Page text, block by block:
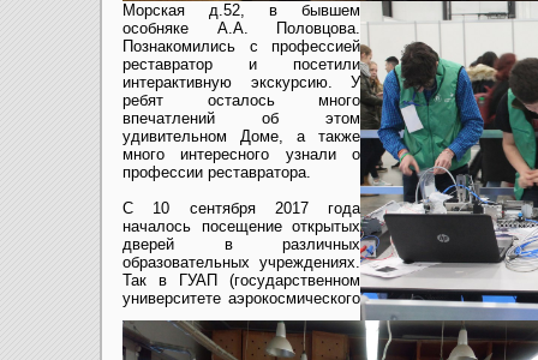
Морская д.52, в бывшем
особняке А.А. Половцова.
Познакомились с профессией
реставратор и посетили
интерактивную экскурсию. У
ребят осталось много
впечатлений об этом
удивительном Доме, а также
много интересного узнали о
профессии реставратора.
С 10 сентября 2017 года
началось посещение открытых
дверей в различных
образовательных учреждениях.
Так в ГУАП (государственном
университете аэрокосмического